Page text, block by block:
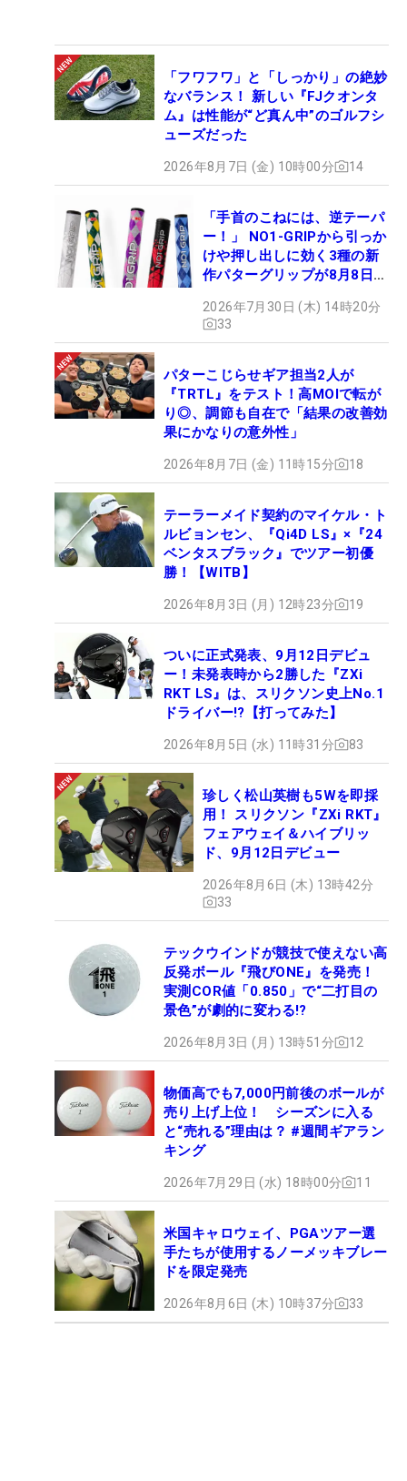
「フワフワ」と「しっかり」の絶妙
なバランス！ 新しい『FJクオンタ
ム』は性能が“ど真ん中”のゴルフシ
ューズだった
2026年8月7日 (金) 10時00分 14
「手首のこねには、逆テーパ
ー！」 NO1-GRIPから引っか
けや押し出しに効く3種の新
作パターグリップが8月8日デ
2026年7月30日 (木) 14時20分
33
パターこじらせギア担当2人が
『TRTL』をテスト！高MOIで転が
り◎、調節も自在で「結果の改善効
果にかなりの意外性」
2026年8月7日 (金) 11時15分 18
テーラーメイド契約のマイケル・ト
ルビョンセン、『Qi4D LS』×『24
ベンタスブラック』でツアー初優
勝！【WITB】
2026年8月3日 (月) 12時23分 19
ついに正式発表、9月12日デビュ
ー！未発表時から2勝した『ZXi
RKT LS』は、スリクソン史上No.1
ドライバー!?【打ってみた】
2026年8月5日 (水) 11時31分 83
珍しく松山英樹も5Wを即採
用！ スリクソン『ZXi RKT』
フェアウェイ＆ハイブリッ
ド、9月12日デビュー
2026年8月6日 (木) 13時42分
33
テックウインドが競技で使えない高
反発ボール『飛びONE』を発売！
実測COR値「0.850」で“二打目の
景色”が劇的に変わる!?
2026年8月3日 (月) 13時51分 12
物価高でも7,000円前後のボールが
売り上げ上位！ シーズンに入る
と“売れる”理由は？ #週間ギアラン
キング
2026年7月29日 (水) 18時00分 11
米国キャロウェイ、PGAツアー選
手たちが使用するノーメッキブレー
ドを限定発売
2026年8月6日 (木) 10時37分 33